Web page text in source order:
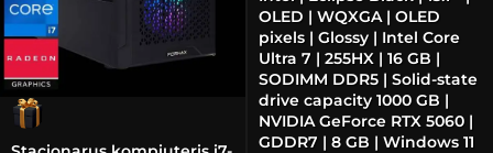
OLED | WQXGA | OLED
pixels | Glossy | Intel Core
Ultra 7 | 255HX | 16 GB |
SODIMM DDR5 | Solid-state
drive capacity 1000 GB |
NVIDIA GeForce RTX 5060 |
GDDR7 | 8 GB | Windows 11